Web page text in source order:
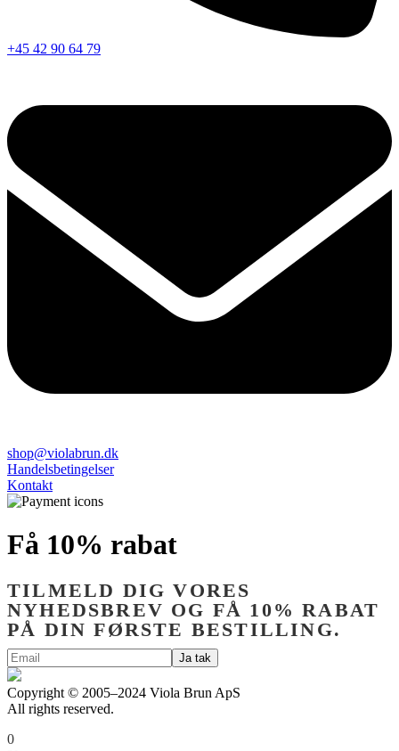
+45 42 90 64 79
shop@violabrun.dk
Handelsbetingelser
Kontakt
Få 10% rabat
TILMELD DIG VORES
NYHEDSBREV OG FÅ 10% RABAT
PÅ DIN FØRSTE BESTILLING.
Copyright © 2005–2024 Viola Brun ApS
All rights reserved.
0